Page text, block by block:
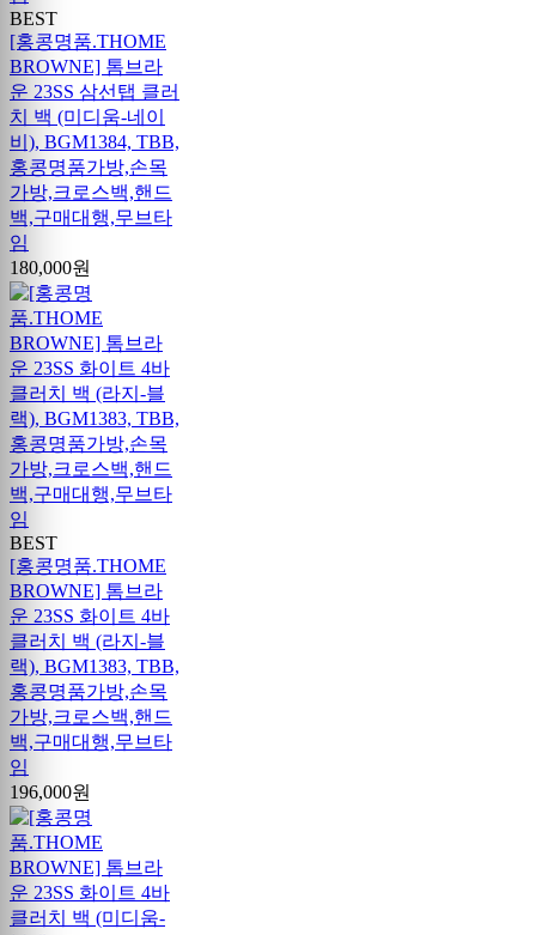
BEST
[홍콩명품.THOME
BROWNE] 톰브라
운 23SS 삼선탭 클러
치 백 (미디움-네이
비), BGM1384, TBB,
홍콩명품가방,손목
가방,크로스백,핸드
백,구매대행,무브타
임
180,000원
BEST
[홍콩명품.THOME
BROWNE] 톰브라
운 23SS 화이트 4바
클러치 백 (라지-블
랙), BGM1383, TBB,
홍콩명품가방,손목
가방,크로스백,핸드
백,구매대행,무브타
임
196,000원